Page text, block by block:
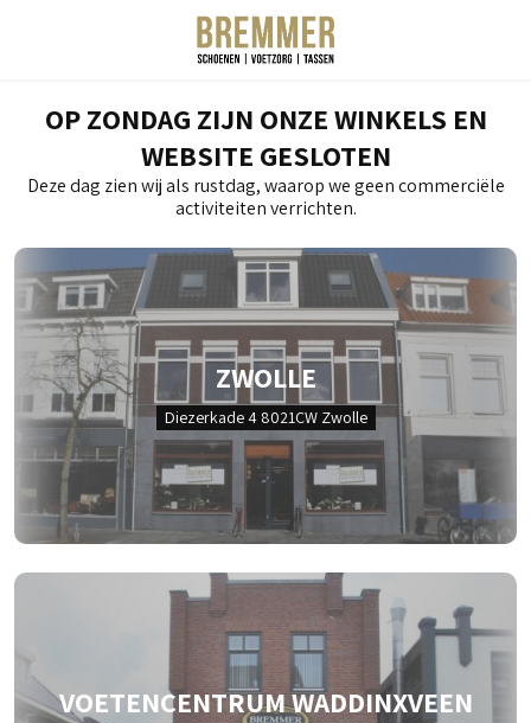
OP ZONDAG ZIJN ONZE WINKELS EN
WEBSITE GESLOTEN
Deze dag zien wij als rustdag, waarop we geen commerciële
activiteiten verrichten.
ZWOLLE
Diezerkade 4 8021CW Zwolle
VOETENCENTRUM WADDINXVEEN